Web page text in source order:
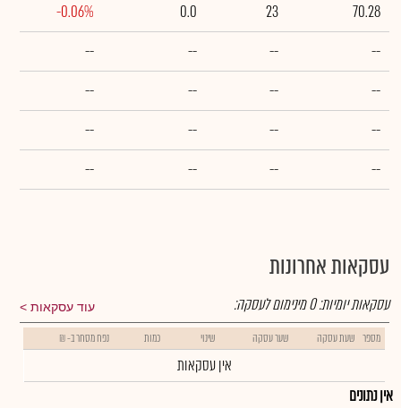
70.28
23
0.0
-0.06%
--
--
--
--
--
--
--
--
--
--
--
--
--
--
--
--
עסקאות אחרונות
עוד עסקאות עסקאות יומיות:0מינימום לעסקה:
מספר שעת עסקה שער עסקה שינוי כמות נפח מסחר ב- ₪
אין עסקאות
אין נתונים